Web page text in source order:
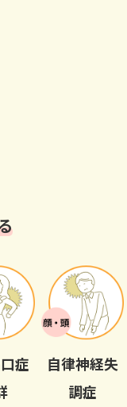
症
自律神経失
調症